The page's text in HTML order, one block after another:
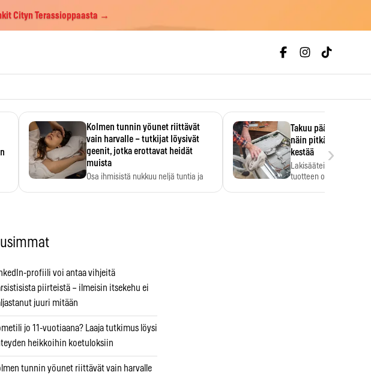
Cityn Terassioppaasta →
Kolmen tunnin yöunet riittävät
vain harvalle – tutkijat löysivät
geenit, jotka erottavat heidät
muista
Osa ihmisistä nukkuu neljä tuntia ja
Takuu päättyi,
näin pitkään
kestää
Lakisääteinen
tuotteen oletetun
›
profiili voi antaa vihjeitä
piirteistä – ilmeisin itsekehu ei
juuri mitään
jo 11-vuotiaana? Laaja tutkimus löysi
heikkoihin koetuloksiin
tunnin yöunet riittävät vain harvalle